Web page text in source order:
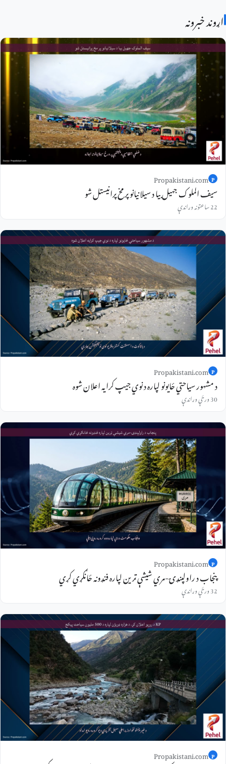
اړوند خبرونه
P
Propakistani.com
سیف الملوک جهيل بیا د سیلانیانو پر مخ پرانیستل شو
22 ساعتونه وړاندې
P
Propakistani.com
د مشهور سیاحتي ځایونو لپاره د نوي جیپ کرایه اعلان شوه
30 ورځې وړاندې
P
Propakistani.com
پنجاب د راولپنډۍ-مري شیشې ټرین لپاره فنډونه ځانګړي کړي
32 ورځې وړاندې
P
Propakistani.com